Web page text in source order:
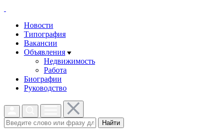
Новости
Типография
Вакансии
Объявления
Недвижимость
Работа
Биографии
Руководство
Найти